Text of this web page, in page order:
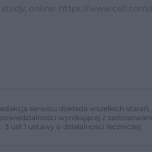
, online: https://www.cell.com/
serwisu dokłada wszelkich
wynikającej z
ust 1 ustawy o działalności leczniczej.